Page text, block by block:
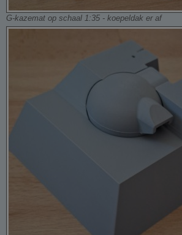
G-kazemat op schaal 1:35 - koepeldak er af